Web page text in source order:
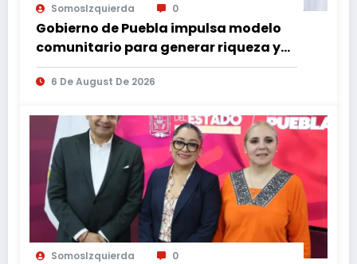
SomosIzquierda 0
Gobierno de Puebla impulsa modelo
comunitario para generar riqueza y
desarrollo
6 De August De 2026
SomosIzquierda 0